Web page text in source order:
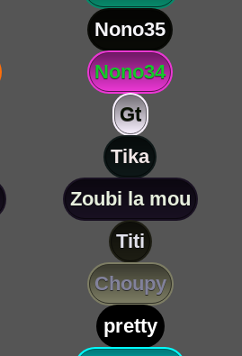
Nono35
Nono34
Gt
Tika
Zoubi la mou
Titi
Choupy
pretty